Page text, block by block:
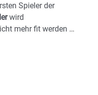
Spieler der
wird
mehr fit werden …